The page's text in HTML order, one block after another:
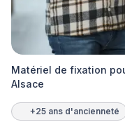
Matériel de fixation
Alsace
+25 ans d'ancienneté